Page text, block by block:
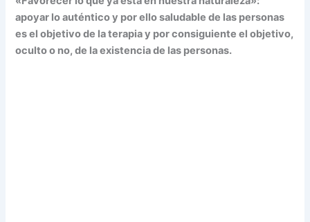
apoyar lo auténtico y por ello saludable de las personas
es el objetivo de la terapia y por consiguiente el objetivo,
oculto o no, de la existencia de las personas.